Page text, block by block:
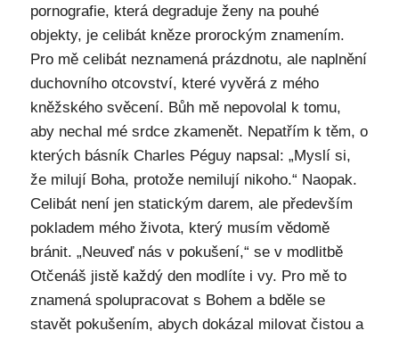
pornografie, která degraduje ženy na pouhé
objekty, je celibát kněze prorockým znamením.
Pro mě celibát neznamená prázdnotu, ale naplnění
duchovního otcovství, které vyvěrá z mého
kněžského svěcení. Bůh mě nepovolal k tomu,
aby nechal mé srdce zkamenět. Nepatřím k těm, o
kterých básník Charles Péguy napsal: „Myslí si,
že milují Boha, protože nemilují nikoho.“ Naopak.
Celibát není jen statickým darem, ale především
pokladem mého života, který musím vědomě
bránit. „Neuveď nás v pokušení,“ se v modlitbě
Otčenáš jistě každý den modlíte i vy. Pro mě to
znamená spolupracovat s Bohem a bděle se
stavět pokušením, abych dokázal milovat čistou a